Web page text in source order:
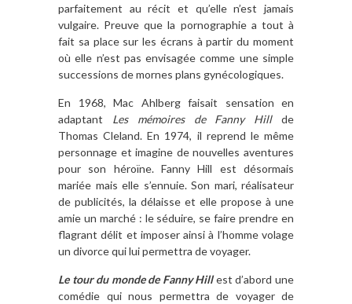
parfaitement au récit et qu’elle n’est jamais
vulgaire. Preuve que la pornographie a tout à
fait sa place sur les écrans à partir du moment
où elle n’est pas envisagée comme une simple
successions de mornes plans gynécologiques.
En 1968, Mac Ahlberg faisait sensation en
adaptant Les mémoires de Fanny Hillde
Thomas Cleland. En 1974, il reprend le même
personnage et imagine de nouvelles aventures
pour son héroïne. Fanny Hill est désormais
mariée mais elle s’ennuie. Son mari, réalisateur
de publicités, la délaisse et elle propose à une
amie un marché : le séduire, se faire prendre en
flagrant délit et imposer ainsi à l’homme volage
un divorce qui lui permettra de voyager.
Le tour du monde de Fanny Hillest d’abord une
comédie qui nous permettra de voyager de